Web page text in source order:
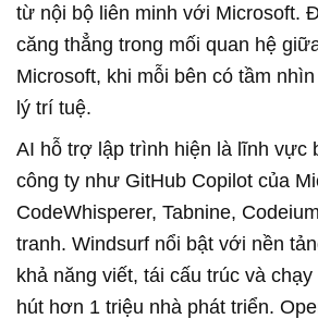
từ nội bộ liên minh với Microsoft.
căng thẳng trong mối quan hệ
Microsoft, khi mỗi bên có tầm
lý trí tuệ.
AI hỗ trợ lập trình hiện là lĩnh vực
công ty như GitHub Copilot của
CodeWhisperer, Tabnine,
tranh. Windsurf nổi bật với nền
khả năng viết, tái cấu trúc và
hút hơn 1 triệu nhà phát triển.